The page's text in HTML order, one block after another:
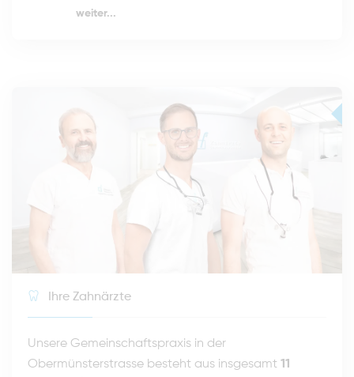
weiter...
Ihre Zahnärzte
Unsere Gemeinschaftspraxis in der
Obermünsterstrasse besteht aus insgesamt 11